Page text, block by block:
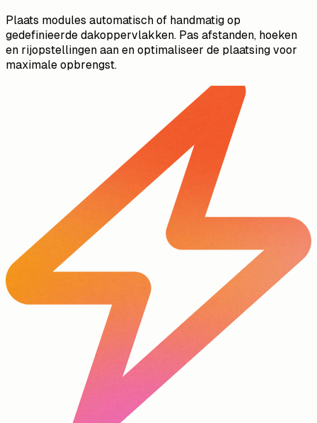
Plaats modules automatisch of handmatig op
gedefinieerde dakoppervlakken. Pas afstanden, hoeken
en rijopstellingen aan en optimaliseer de plaatsing voor
maximale opbrengst.